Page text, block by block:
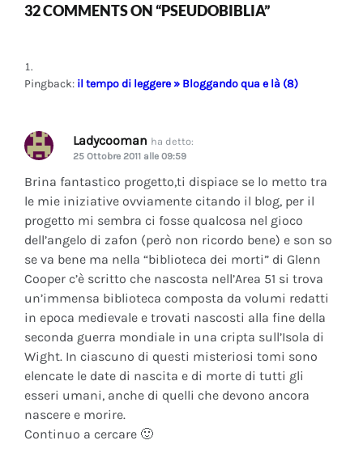
32 COMMENTS ON “PSEUDOBIBLIA”
Pingback: il tempo di leggere » Bloggando qua e là (8)
Ladycooman ha detto:
25 Ottobre 2011 alle 09:59
Brina fantastico progetto,ti dispiace se lo metto tra
le mie iniziative ovviamente citando il blog, per il
progetto mi sembra ci fosse qualcosa nel gioco
dell’angelo di zafon (però non ricordo bene) e son so
se va bene ma nella “biblioteca dei morti” di Glenn
Cooper c’è scritto che nascosta nell’Area 51 si trova
un’immensa biblioteca composta da volumi redatti
in epoca medievale e trovati nascosti alla fine della
seconda guerra mondiale in una cripta sull’Isola di
Wight. In ciascuno di questi misteriosi tomi sono
elencate le date di nascita e di morte di tutti gli
esseri umani, anche di quelli che devono ancora
nascere e morire.
Continuo a cercare 🙂